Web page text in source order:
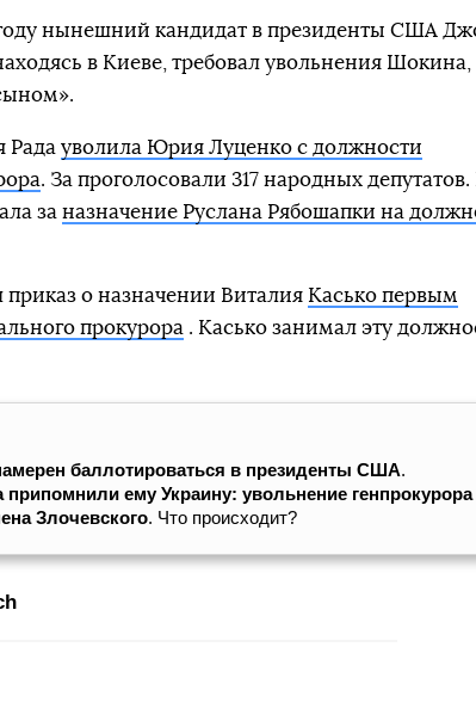
нынешний кандидат в президенты США
в Киеве, требовал увольнения Шокина,
Рада уволила Юрия Луценко с должности
. За проголосовали 317 народных
за назначение Руслана Рябошапки на
о назначении Виталия Касько первым
прокурора . Касько занимал эту
баллотироваться в президенты США.
припомнили ему Украину: увольнение генпрокурора
Злочевского. Что происходит?